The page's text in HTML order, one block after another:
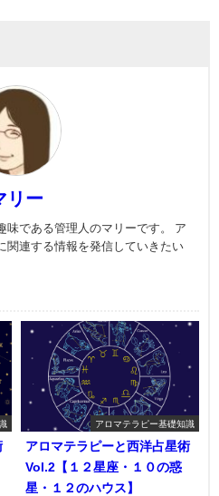
リー
味である管理人のマリーです。 ア
関連する情報を発信していきたい
アロマテラピー基礎知識
アロマテラピーと西洋占星術
Vol.2【１２星座・１０の惑
星・１２のハウス】